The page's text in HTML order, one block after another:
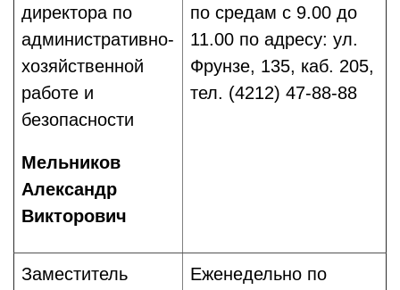
директора по
административно-
хозяйственной
работе и
безопасности
Мельников
Александр
Викторович
по средам c 9.00 до
11.00 по адресу: ул.
Фрунзе, 135, каб. 205,
тел. (4212) 47-88-88
Заместитель
Еженедельно по